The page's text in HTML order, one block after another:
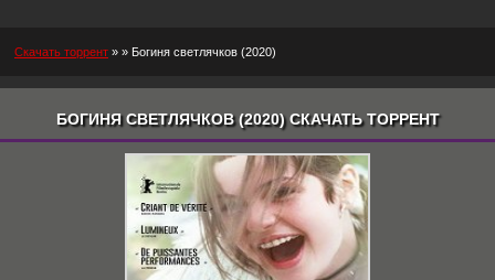
Скачать торрент » » Богиня светлячков (2020)
БОГИНЯ СВЕТЛЯЧКОВ (2020) СКАЧАТЬ ТОРРЕНТ